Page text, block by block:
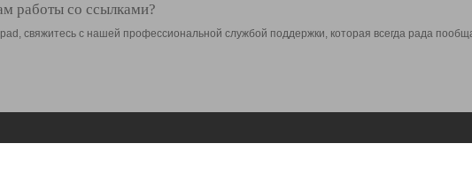
работы со ссылками?
свяжитесь с нашей профессиональной службой поддержки, которая всегда рада